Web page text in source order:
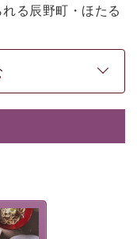
る辰野町・ほたる
り】への送迎と入
いたしました。
は多い日で1日
た。（出典・画
験ください。
別を